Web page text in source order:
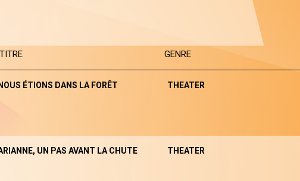
TITRE GENRE
NOUS ÉTIONS DANS LA FORÊT THEATER
UN PAS AVANT LA CHUTE THEATER